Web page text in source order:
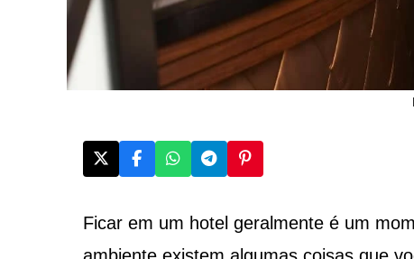
Ficar em um hotel geralmente é um